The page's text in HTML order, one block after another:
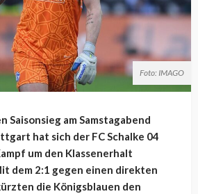
Foto: IMAGO
am Samstagabend
hat sich der FC Schalke 04
um den Klassenerhalt
dem 2:1 gegen einen direkten
die Königsblauen den